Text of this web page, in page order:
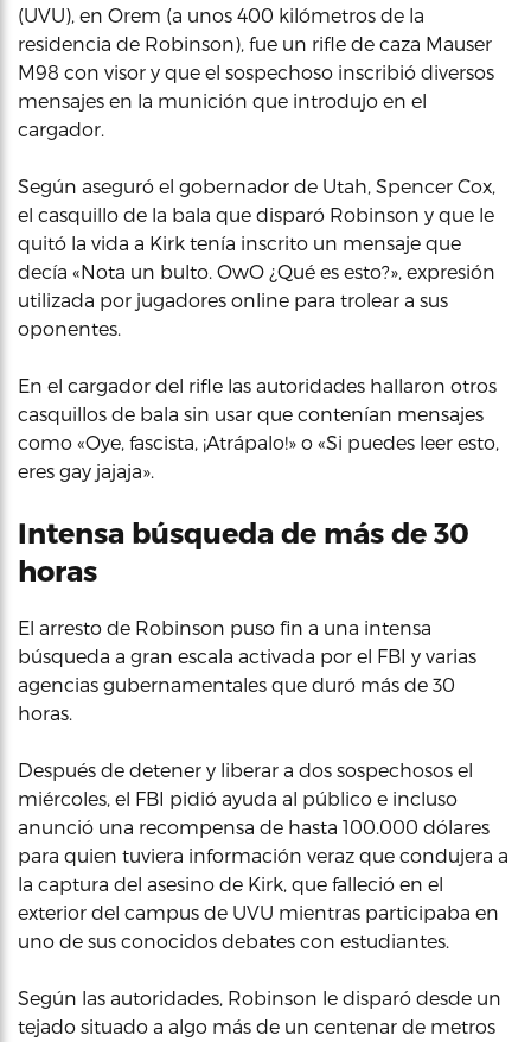
(UVU), en Orem (a unos 400 kilómetros de la
residencia de Robinson), fue un rifle de caza Mauser
M98 con visor y que el sospechoso inscribió diversos
mensajes en la munición que introdujo en el
cargador.
Según aseguró el gobernador de Utah, Spencer Cox,
el casquillo de la bala que disparó Robinson y que le
quitó la vida a Kirk tenía inscrito un mensaje que
decía «Nota un bulto. OwO ¿Qué es esto?», expresión
utilizada por jugadores online para trolear a sus
oponentes.
En el cargador del rifle las autoridades hallaron otros
casquillos de bala sin usar que contenían mensajes
como «Oye, fascista, ¡Atrápalo!» o «Si puedes leer esto,
eres gay jajaja».
Intensa búsqueda de más de 30
horas
El arresto de Robinson puso fin a una intensa
búsqueda a gran escala activada por el FBI y varias
agencias gubernamentales que duró más de 30
horas.
Después de detener y liberar a dos sospechosos el
miércoles, el FBI pidió ayuda al público e incluso
anunció una recompensa de hasta 100.000 dólares
para quien tuviera información veraz que condujera a
la captura del asesino de Kirk, que falleció en el
exterior del campus de UVU mientras participaba en
uno de sus conocidos debates con estudiantes.
Según las autoridades, Robinson le disparó desde un
tejado situado a algo más de un centenar de metros